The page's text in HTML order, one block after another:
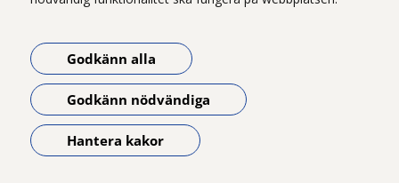
Godkänn alla
Godkänn nödvändiga
Hantera kakor
Samtliga bilder på webbplatsen är tagna av fotograf Yanan Li om inget
annat namn anges.
Om webbplatsen
Tillgänglighetsredogörelse